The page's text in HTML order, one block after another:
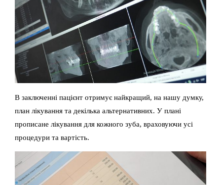
В заключенні пацієнт отримує найкращий, на нашу думку,
план лікування та декілька альтернативних. У плані
прописане лікування для кожного зуба, враховуючи усі
процедури та вартість.